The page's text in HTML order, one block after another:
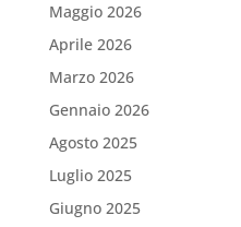
Maggio 2026
Aprile 2026
Marzo 2026
Gennaio 2026
Agosto 2025
Luglio 2025
Giugno 2025